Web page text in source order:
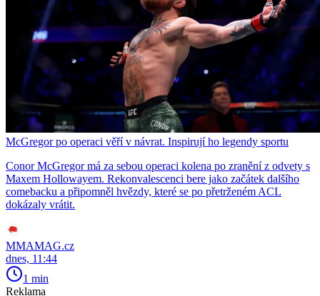
McGregor po operaci věří v návrat. Inspirují ho legendy sportu
Conor McGregor má za sebou operaci kolena po zranění z odvety s
Maxem Hollowayem. Rekonvalescenci bere jako začátek dalšího
comebacku a připomněl hvězdy, které se po přetrženém ACL
dokázaly vrátit.
MMAMAG.cz
dnes, 11:44
1 min
Reklama